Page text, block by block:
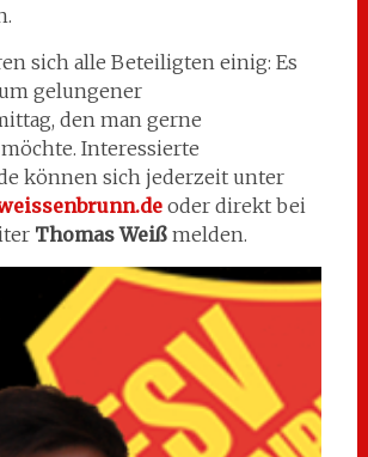
sich alle Beteiligten einig: Es
gelungener
den man gerne
Interessierte
können sich jederzeit unter
oder direkt bei
Thomas Weißmelden.